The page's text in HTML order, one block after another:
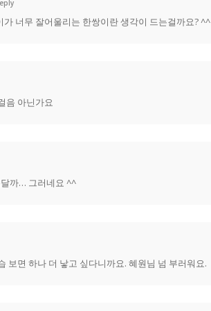
너무 잘어울리는 한쌍이란 생각이 드는걸까요? ^^
음 아닌가요
까… 그러네요 ^^
보면 하나 더 낳고 싶다니까요. 혜원님 넘 부러워요.